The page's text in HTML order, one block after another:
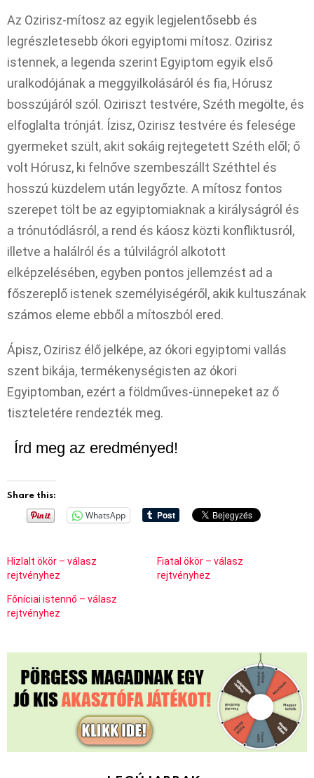
Az Ozirisz-mítosz az egyik legjelentősebb és
legrészletesebb ókori egyiptomi mítosz. Ozirisz
istennek, a legenda szerint Egyiptom egyik első
uralkodójának a meggyilkolásáról és fia, Hórusz
bosszújáról szól. Oziriszt testvére, Széth megölte, és
elfoglalta trónját. Ízisz, Ozirisz testvére és felesége
gyermeket szült, akit sokáig rejtegetett Széth elől; ő
volt Hórusz, ki felnőve szembeszállt Széthtel és
hosszú küzdelem után legyőzte. A mítosz fontos
szerepet tölt be az egyiptomiaknak a királyságról és
a trónutódlásról, a rend és káosz közti konfliktusról,
illetve a halálról és a túlvilágról alkotott
elképzelésében, egyben pontos jellemzést ad a
főszereplő istenek személyiségéről, akik kultuszának
számos eleme ebből a mítoszból ered.
Ápisz, Ozirisz élő jelképe, az ókori egyiptomi vallás
szent bikája, termékenységisten az ókori
Egyiptomban, ezért a földműves-ünnepeket az ő
tiszteletére rendezték meg.
Írd meg az eredményed!
Share this:
WhatsApp
Hizlalt ökör – válasz
rejtvényhez
Fiatal ökör – válasz
rejtvényhez
Főníciai istennő – válasz
rejtvényhez